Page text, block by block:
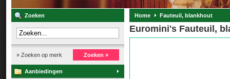
Zoeken
» Zoeken op merk Zoeken »
Aanbiedingen
Home Fauteuil, blankhout
Euromini's Fauteuil,